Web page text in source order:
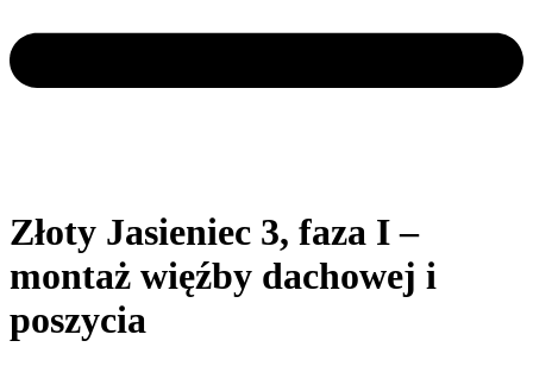
Złoty Jasieniec 3, faza I –
montaż więźby dachowej i
poszycia